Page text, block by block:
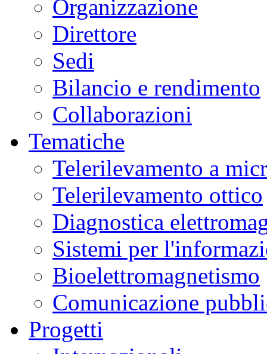
Organizzazione
Direttore
Sedi
Bilancio e rendimento
Collaborazioni
Tematiche
Telerilevamento a
Telerilevamento ottico
Diagnostica
Sistemi per
Bioelettromagnetismo
Comunicazione
Progetti